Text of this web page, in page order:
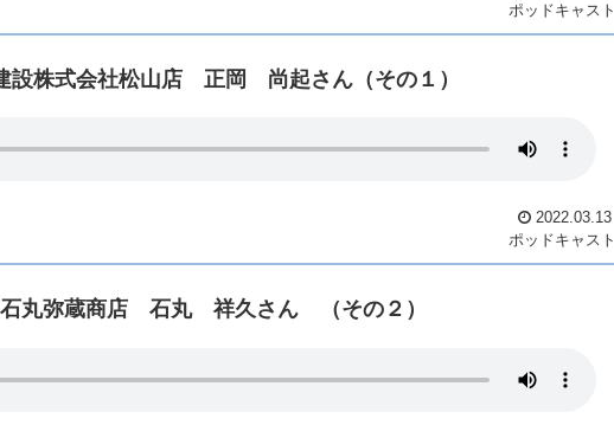
ポッドキャスト
株式会社松山店 正岡 尚起さん（その１）
2022.03.13
ポッドキャスト
丸弥蔵商店 石丸 祥久さん （その２）